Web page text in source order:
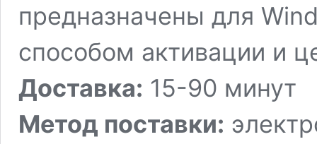
предназначены для
способом активации и
Доставка: 15-90 минут
Метод поставки: